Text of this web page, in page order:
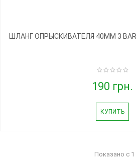
ШЛАНГ ОПРЫСКИВАТЕЛЯ 40ММ 3 BAR
190 грн.
КУПИТЬ
Показано с 1